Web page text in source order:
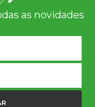
as novidades